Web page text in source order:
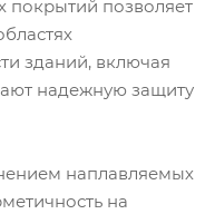
покрытий позволяет
зданий, включая
надежную защиту
наплавляемых
на